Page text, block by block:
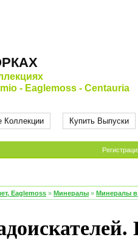
- Eaglemoss - Centauria
Коллекции Купить Выпуски
Eaglemoss » Минералы » Минералы в